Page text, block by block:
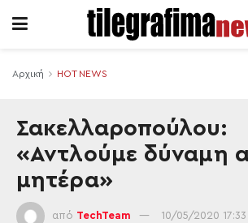
Αρχική HOT NEWS
Σακελλαροπούλου:
«Αντλούμε δύναμη
μητέρα»
από TechTeam 10/05/2020 17:33